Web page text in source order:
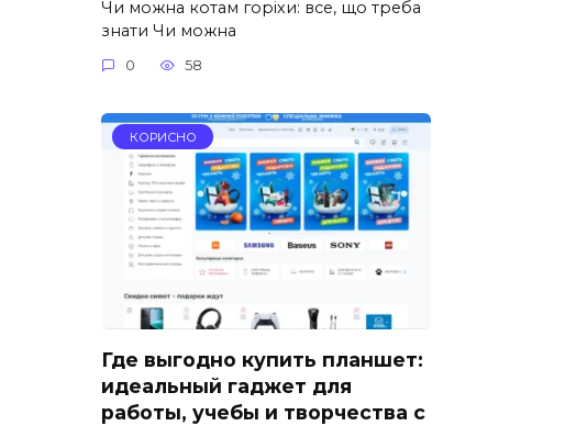
Чи можна котам горіхи: все, що треба
знати Чи можна
0 58
КОРИСНО
Где выгодно купить планшет:
идеальный гаджет для
работы, учебы и творчества с